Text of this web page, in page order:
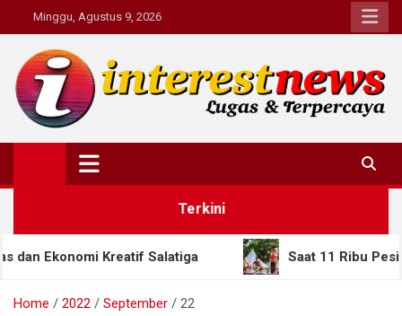
to
content
Minggu, Agustus 9, 2026
Interestnews.or.id
Terkini
Kreatif Salatiga Saat 11 Ribu Pesilat
Home 2022 September 22